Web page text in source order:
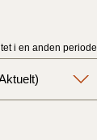
i en anden periode